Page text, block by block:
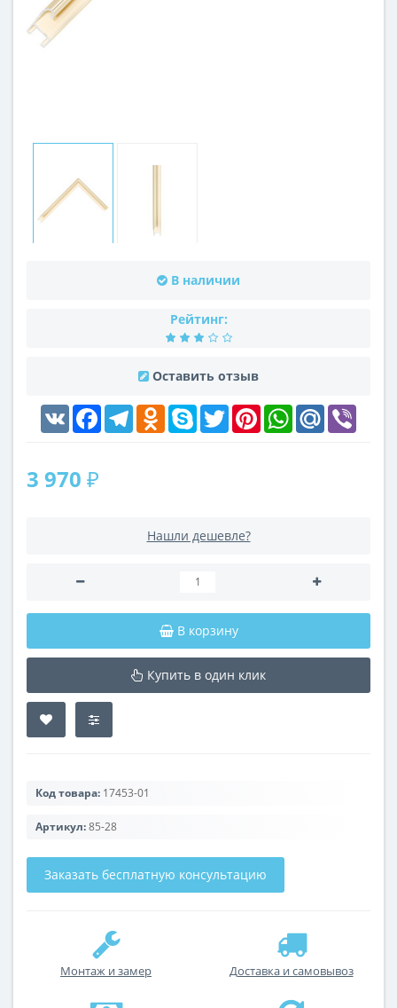
В наличии
Рейтинг:
Оставить отзыв
VK FacebookTelegramOdnoklassniki
Skype Twitter PinterestWhatsAppMail.Ru
3 970 ₽
Нашли дешевле?
В корзину
Купить в один клик
Код товара: 17453-01
Артикул:85-28
Заказать бесплатную консультацию
Монтаж и замер Доставка и самовывоз